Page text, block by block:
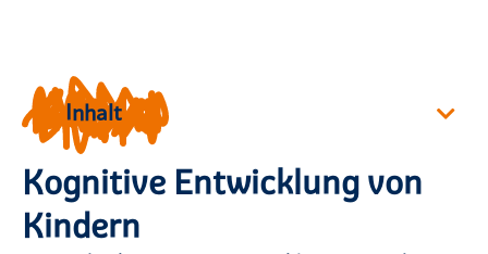
Inhalt
Kognitive Entwicklung von
Kindern